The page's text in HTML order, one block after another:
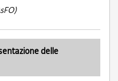
delle